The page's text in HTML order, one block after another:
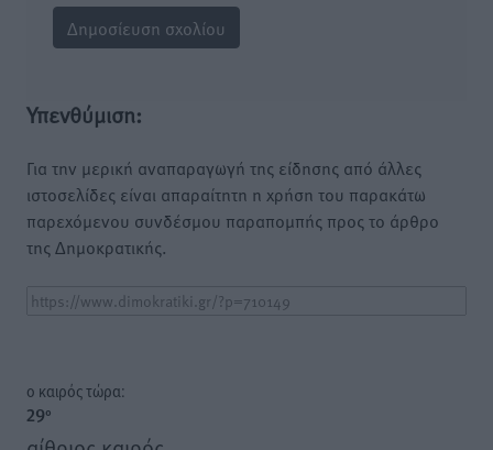
Υπενθύμιση:
Για την μερική αναπαραγωγή της είδησης από άλλες
ιστοσελίδες είναι απαραίτητη η χρήση του παρακάτω
παρεχόμενου συνδέσμου παραπομπής προς το άρθρο
της Δημοκρατικής.
o καιρός τώρα:
29°